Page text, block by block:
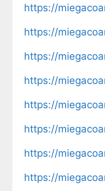
https://
https://
https://
https://
https://
https://
https://
https://